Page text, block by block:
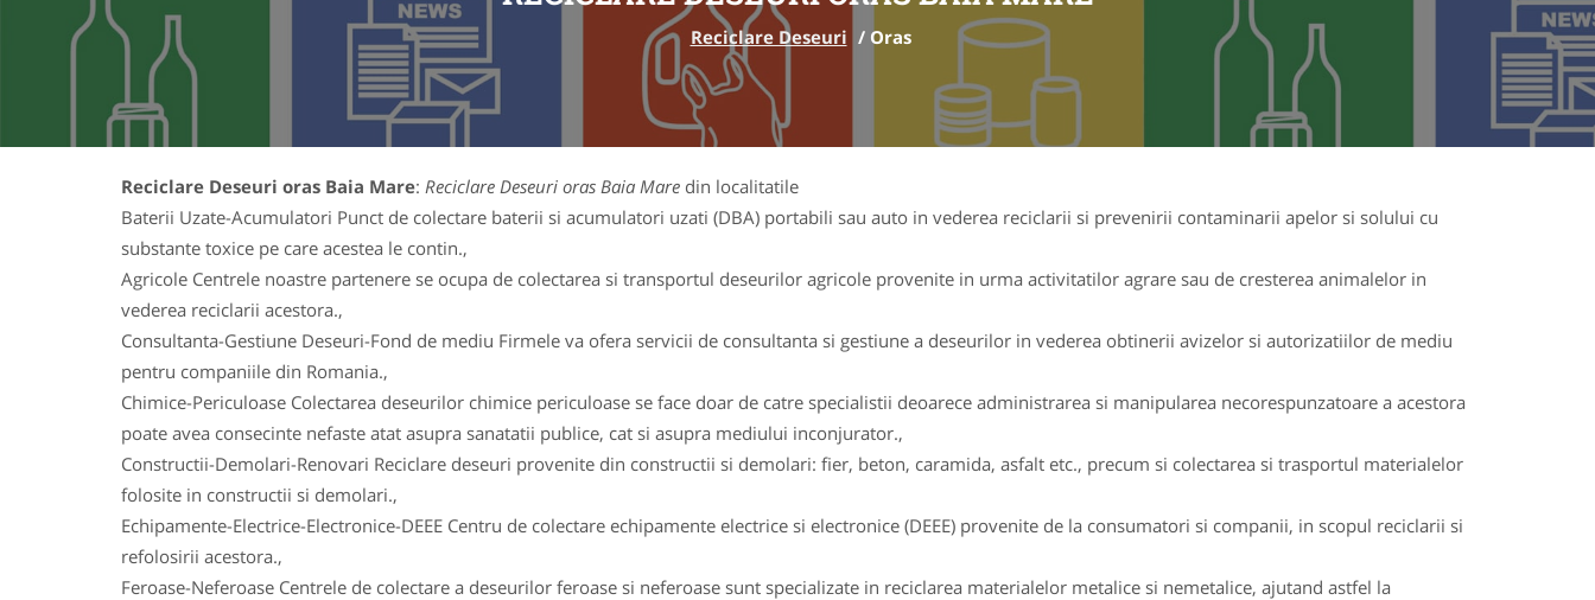
Reciclare Deseuri / Oras
Reciclare Deseuri oras Baia Mare: Reciclare Deseuri oras Baia Mare din localitatile
Baterii Uzate-Acumulatori Punct de colectare baterii si acumulatori uzati (DBA) portabili sau auto in vederea reciclarii si prevenirii contaminarii apelor si solului cu
substante toxice pe care acestea le contin.,
Agricole Centrele noastre partenere se ocupa de colectarea si transportul deseurilor agricole provenite in urma activitatilor agrare sau de cresterea animalelor in
vederea reciclarii acestora.,
Consultanta-Gestiune Deseuri-Fond de mediu Firmele va ofera servicii de consultanta si gestiune a deseurilor in vederea obtinerii avizelor si autorizatiilor de mediu
pentru companiile din Romania.,
Chimice-Periculoase Colectarea deseurilor chimice periculoase se face doar de catre specialistii deoarece administrarea si manipularea necorespunzatoare a acestora
poate avea consecinte nefaste atat asupra sanatatii publice, cat si asupra mediului inconjurator.,
Constructii-Demolari-Renovari Reciclare deseuri provenite din constructii si demolari: fier, beton, caramida, asfalt etc., precum si colectarea si trasportul materialelor
folosite in constructii si demolari.,
Echipamente-Electrice-Electronice-DEEE Centru de colectare echipamente electrice si electronice (DEEE) provenite de la consumatori si companii, in scopul reciclarii si
refolosirii acestora.,
Feroase-Neferoase Centrele de colectare a deseurilor feroase si neferoase sunt specializate in reciclarea materialelor metalice si nemetalice, ajutand astfel la